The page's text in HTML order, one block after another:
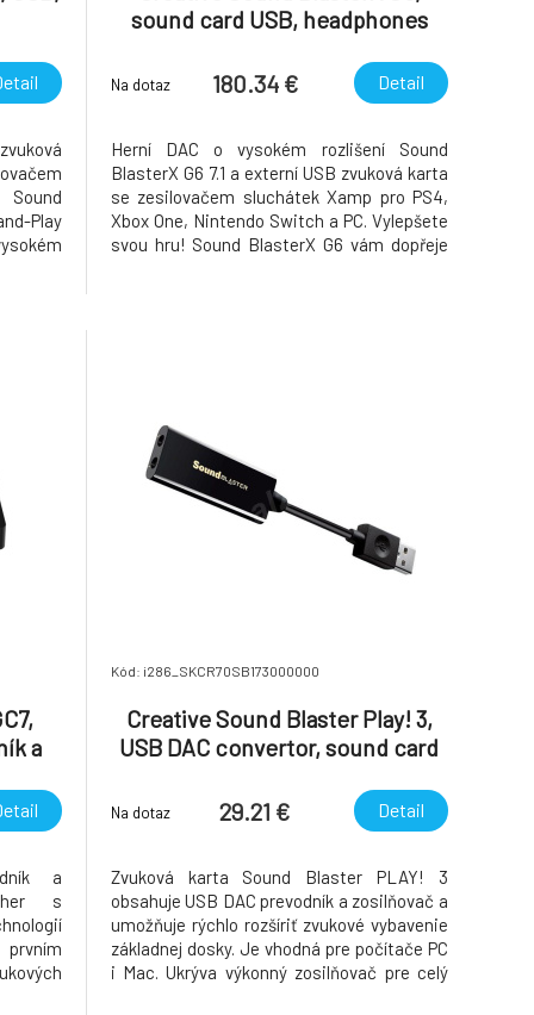
Sound
Play
sound card USB, headphones
Na dotaz 180.34 € Detail
Herní DAC o vysokém rozlišení Sound
BlasterX G6 7.1 a externí USB zvuková karta
se zesilovačem sluchátek Xamp pro PS4,
Xbox One, Nintendo Switch a PC. Vylepšete
svou hru! Sound BlasterX G6 vám dopřeje
a
a
her s
Kód: i286_SKCR70SB173000000
Creative Sound Blaster Play! 3,
USB DAC convertor, sound card
Na dotaz 29.21 € Detail
Zvuková karta Sound Blaster PLAY! 3
obsahuje USB DAC prevodník a zosilňovač a
umožňuje rýchlo rozšíriť zvukové vybavenie
základnej dosky. Je vhodná pre počítače PC
i Mac. Ukrýva výkonný zosilňovač pre celý